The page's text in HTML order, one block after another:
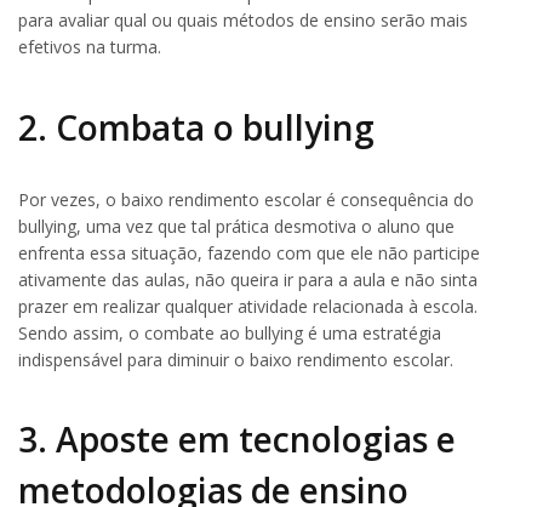
para avaliar qual ou quais métodos de ensino serão mais
efetivos na turma.
2. Combata o bullying
Por vezes, o baixo rendimento escolar é consequência do
bullying, uma vez que tal prática desmotiva o aluno que
enfrenta essa situação, fazendo com que ele não participe
ativamente das aulas, não queira ir para a aula e não sinta
prazer em realizar qualquer atividade relacionada à escola.
Sendo assim, o combate ao bullying é uma estratégia
indispensável para diminuir o baixo rendimento escolar.
3. Aposte em tecnologias e
metodologias de ensino